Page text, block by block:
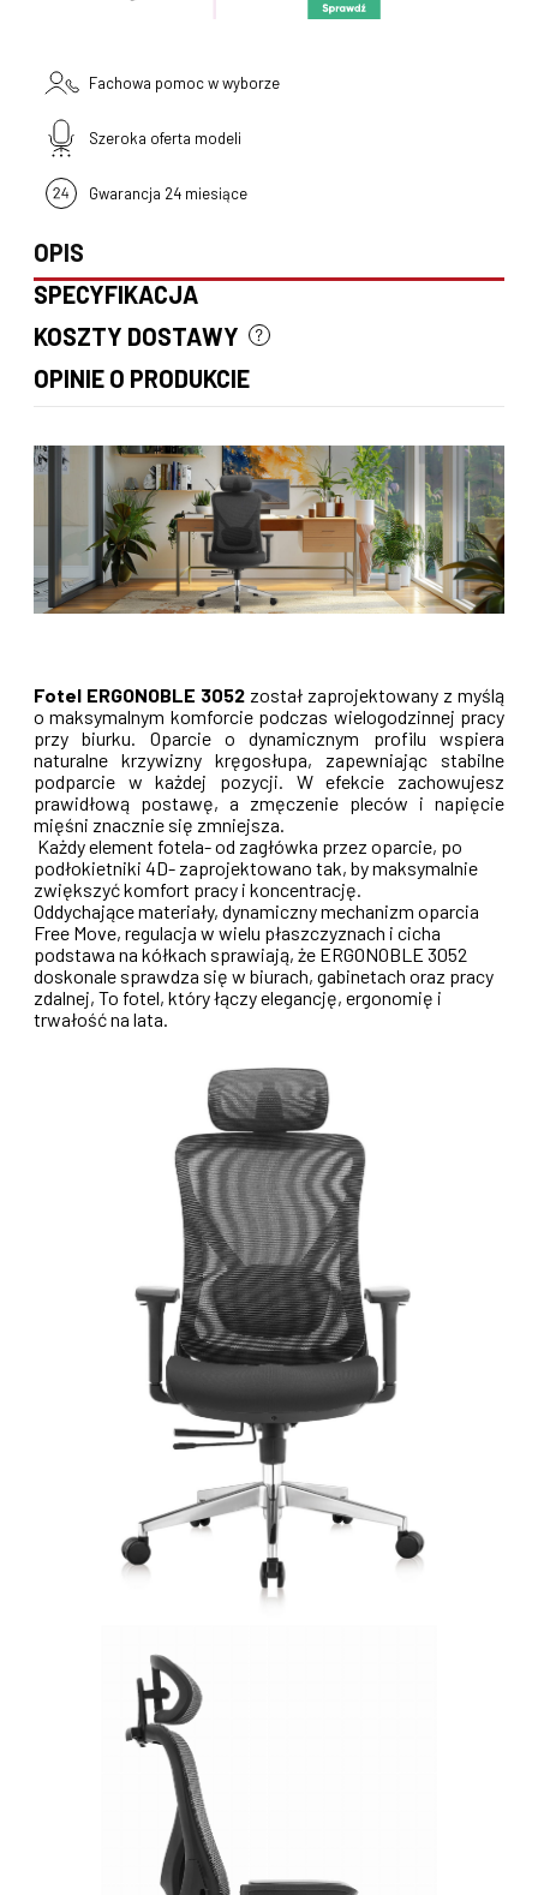
Fachowa pomoc w wyborze
Szeroka oferta modeli
Gwarancja 24 miesiące
OPIS
SPECYFIKACJA
KOSZTY DOSTAWY
OPINIE O PRODUKCIE
Fotel ERGONOBLE 3052 został zaprojektowany z myślą
o maksymalnym komforcie podczas wielogodzinnej pracy
przy biurku. Oparcie o dynamicznym profilu wspiera
naturalne krzywizny kręgosłupa, zapewniając stabilne
podparcie w każdej pozycji. W efekcie zachowujesz
prawidłową postawę, a zmęczenie pleców i napięcie
mięśni znacznie się zmniejsza.
Każdy element fotela- od zagłówka przez oparcie, po
podłokietniki 4D- zaprojektowano tak, by maksymalnie
zwiększyć komfort pracy i koncentrację.
Oddychające materiały, dynamiczny mechanizm oparcia
Free Move, regulacja w wielu płaszczyznach i cicha
podstawa na kółkach sprawiają, że ERGONOBLE 3052
doskonale sprawdza się w biurach, gabinetach oraz pracy
zdalnej, To fotel, który łączy elegancję, ergonomię i
trwałość na lata.